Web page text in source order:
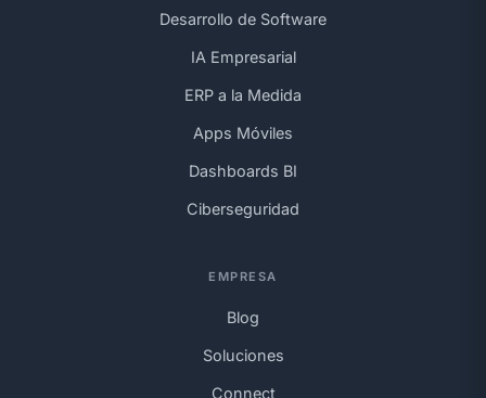
Desarrollo de Software
IA Empresarial
ERP a la Medida
Apps Móviles
Dashboards BI
Ciberseguridad
EMPRESA
Blog
Soluciones
Connect